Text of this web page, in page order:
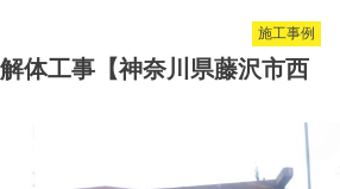
施工事例
体工事【神奈川県藤沢市西